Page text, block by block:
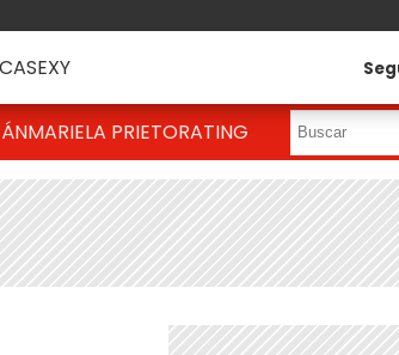
SEXY
MARIELA PRIETORATING